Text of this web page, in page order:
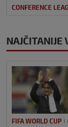
CONFERENCE
NAJČITANIJE
FIFA WORLD CUP